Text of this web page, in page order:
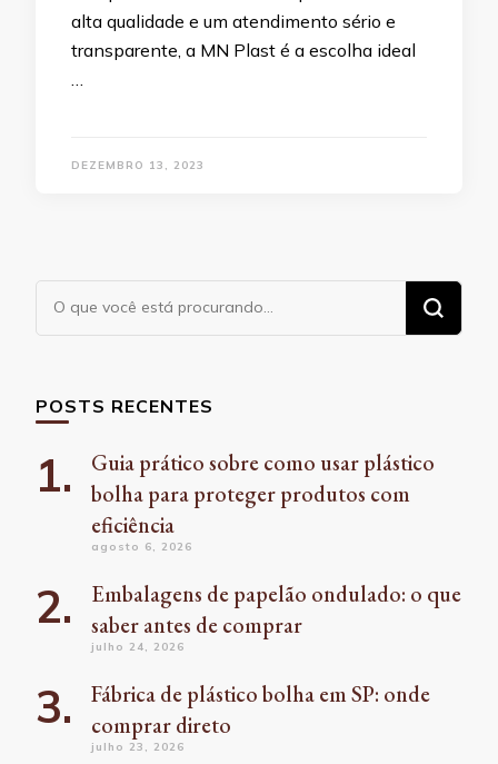
alta qualidade e um atendimento sério e
transparente, a MN Plast é a escolha ideal
…
DEZEMBRO 13, 2023
Procurando
algo?
POSTS RECENTES
Guia prático sobre como usar plástico
bolha para proteger produtos com
eficiência
agosto 6, 2026
Embalagens de papelão ondulado: o que
saber antes de comprar
julho 24, 2026
Fábrica de plástico bolha em SP: onde
comprar direto
julho 23, 2026